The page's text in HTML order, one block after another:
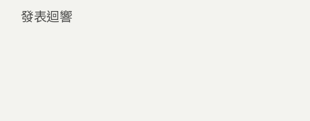
發表迴響